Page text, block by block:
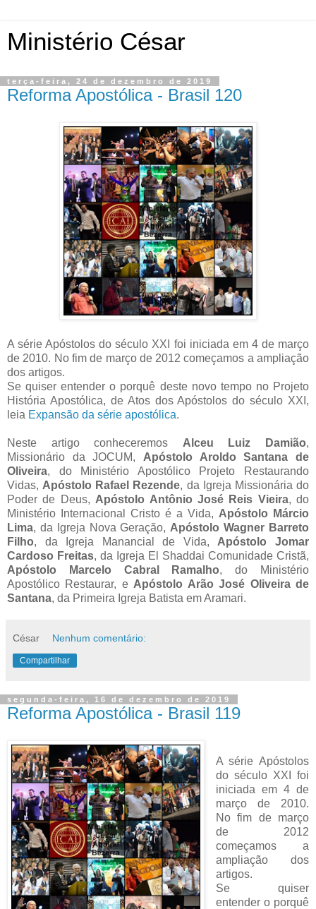
Ministério César
terça-feira, 24 de dezembro de 2019
Reforma Apostólica - Brasil 120
A série Apóstolos do século XXI foi iniciada em 4 de março
de 2010. No fim de março de 2012 começamos a ampliação
dos artigos.
Se quiser entender o porquê deste novo tempo no Projeto
História Apostólica, de Atos dos Apóstolos do século XXI,
leia Expansão da série apostólica.
Neste artigo conheceremos Alceu Luiz Damião,
Missionário da JOCUM, Apóstolo Aroldo Santana de
Oliveira, do Ministério Apostólico Projeto Restaurando
Vidas, Apóstolo Rafael Rezende, da Igreja Missionária do
Poder de Deus, Apóstolo Antônio José Reis Vieira, do
Ministério Internacional Cristo é a Vida, Apóstolo Márcio
Lima, da Igreja Nova Geração, Apóstolo Wagner Barreto
Filho, da Igreja Manancial de Vida, Apóstolo Jomar
Cardoso Freitas, da Igreja El Shaddai Comunidade Cristã,
Apóstolo Marcelo Cabral Ramalho, do Ministério
Apostólico Restaurar, e Apóstolo Arão José Oliveira de
Santana, da Primeira Igreja Batista em Aramari.
César Nenhum comentário:
Compartilhar
segunda-feira, 16 de dezembro de 2019
Reforma Apostólica - Brasil 119
A série Apóstolos
do século XXI foi
iniciada em 4 de
março de 2010.
No fim de março
de 2012
começamos a
ampliação dos
artigos.
Se quiser
entender o porquê